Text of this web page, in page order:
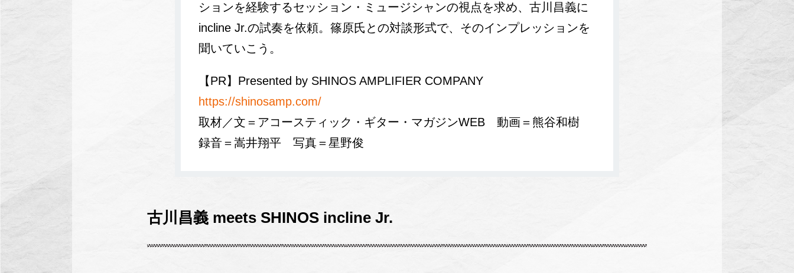
ションを経験するセッション・ミュージシャンの視点を求め、古川昌義に
incline Jr.の試奏を依頼。篠原氏との対談形式で、そのインプレッションを
聞いていこう。
【PR】Presented by SHINOS AMPLIFIER COMPANY
https://shinosamp.com/
取材／文＝アコースティック・ギター・マガジンWEB 動画＝熊谷和樹
録音＝嵩井翔平 写真＝星野俊
古川昌義 meets SHINOS incline Jr.